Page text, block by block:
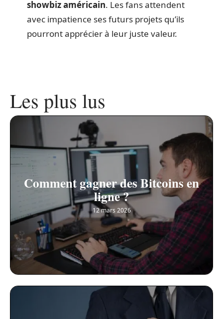
showbiz américain. Les fans attendent
avec impatience ses futurs projets qu’ils
pourront apprécier à leur juste valeur.
Les plus lus
Comment gagner des Bitcoins en
ligne ?
12 mars 2026